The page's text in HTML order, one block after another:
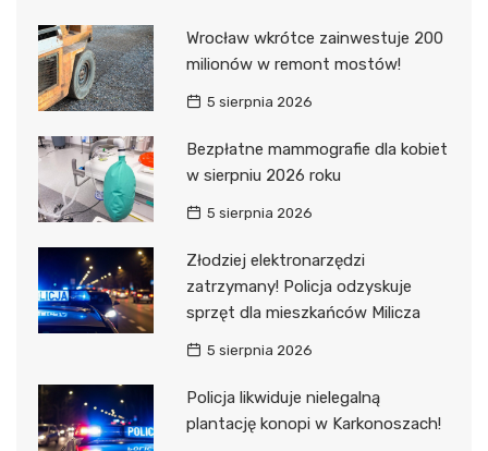
Wrocław wkrótce zainwestuje 200
milionów w remont mostów!
5 sierpnia 2026
Bezpłatne mammografie dla kobiet
w sierpniu 2026 roku
5 sierpnia 2026
Złodziej elektronarzędzi
zatrzymany! Policja odzyskuje
sprzęt dla mieszkańców Milicza
5 sierpnia 2026
Policja likwiduje nielegalną
plantację konopi w Karkonoszach!